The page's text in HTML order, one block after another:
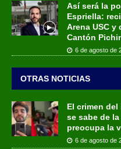
Así será la
Espriella:
Arena USC y
Cantón
6 de agosto de
OTRAS NOTICIAS
El crimen
se sabe de
preocupa la
6 de agosto de